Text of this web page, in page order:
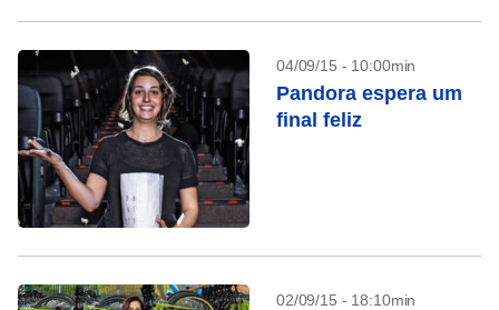
04/09/15 - 10:00min
Pandora espera um
final feliz
02/09/15 - 18:10min